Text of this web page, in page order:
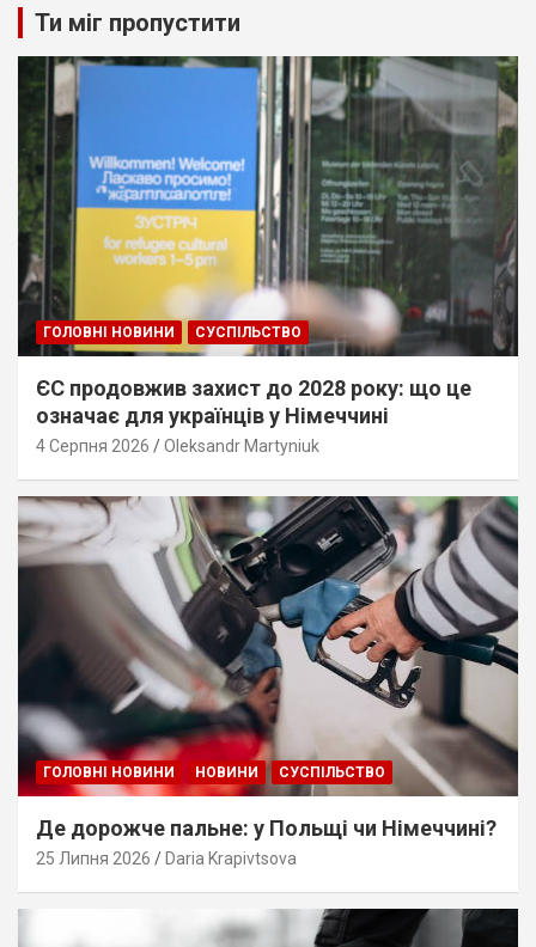
Ти міг пропустити
ГОЛОВНІ НОВИНИ СУСПІЛЬСТВО
ЄС продовжив захист до 2028 року: що це
означає для українців у Німеччині
4 Серпня 2026 Oleksandr Martyniuk
ГОЛОВНІ НОВИНИ НОВИНИ СУСПІЛЬСТВО
Де дорожче пальне: у Польщі чи Німеччині?
25 Липня 2026 Daria Krapivtsova